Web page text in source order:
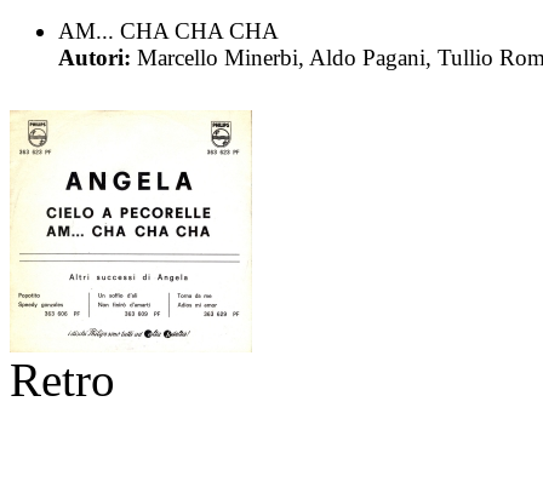
AM... CHA CHA CHA
Autori: Marcello Minerbi, Aldo Pagani, Tullio
Retro